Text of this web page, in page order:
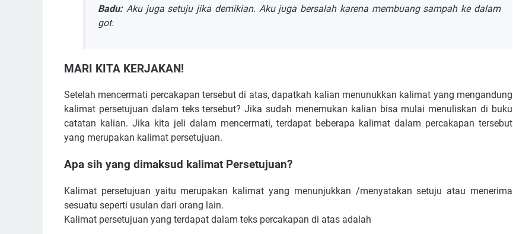
Badu:Aku juga setuju jika demikian. Aku juga bersalah karena membuang sampah ke dalam
got.
MARI KITA KERJAKAN!
Setelah mencermati percakapan tersebut di atas, dapatkah kalian menunukkan kalimat yang mengandung
kalimat persetujuan dalam teks tersebut? Jika sudah menemukan kalian bisa mulai menuliskan di buku
catatan kalian. Jika kita jeli dalam mencermati, terdapat beberapa kalimat dalam percakapan tersebut
yang merupakan kalimat persetujuan.
Apa sih yang dimaksud kalimat Persetujuan?
Kalimat persetujuan yaitu merupakan kalimat yang menunjukkan /menyatakan setuju atau menerima
sesuatu seperti usulan dari orang lain.
Kalimat persetujuan yang terdapat dalam teks percakapan di atas adalah